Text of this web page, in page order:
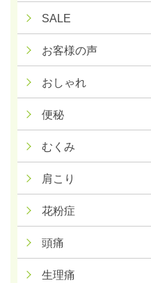
SALE
お客様の声
おしゃれ
便秘
むくみ
肩こり
花粉症
頭痛
生理痛